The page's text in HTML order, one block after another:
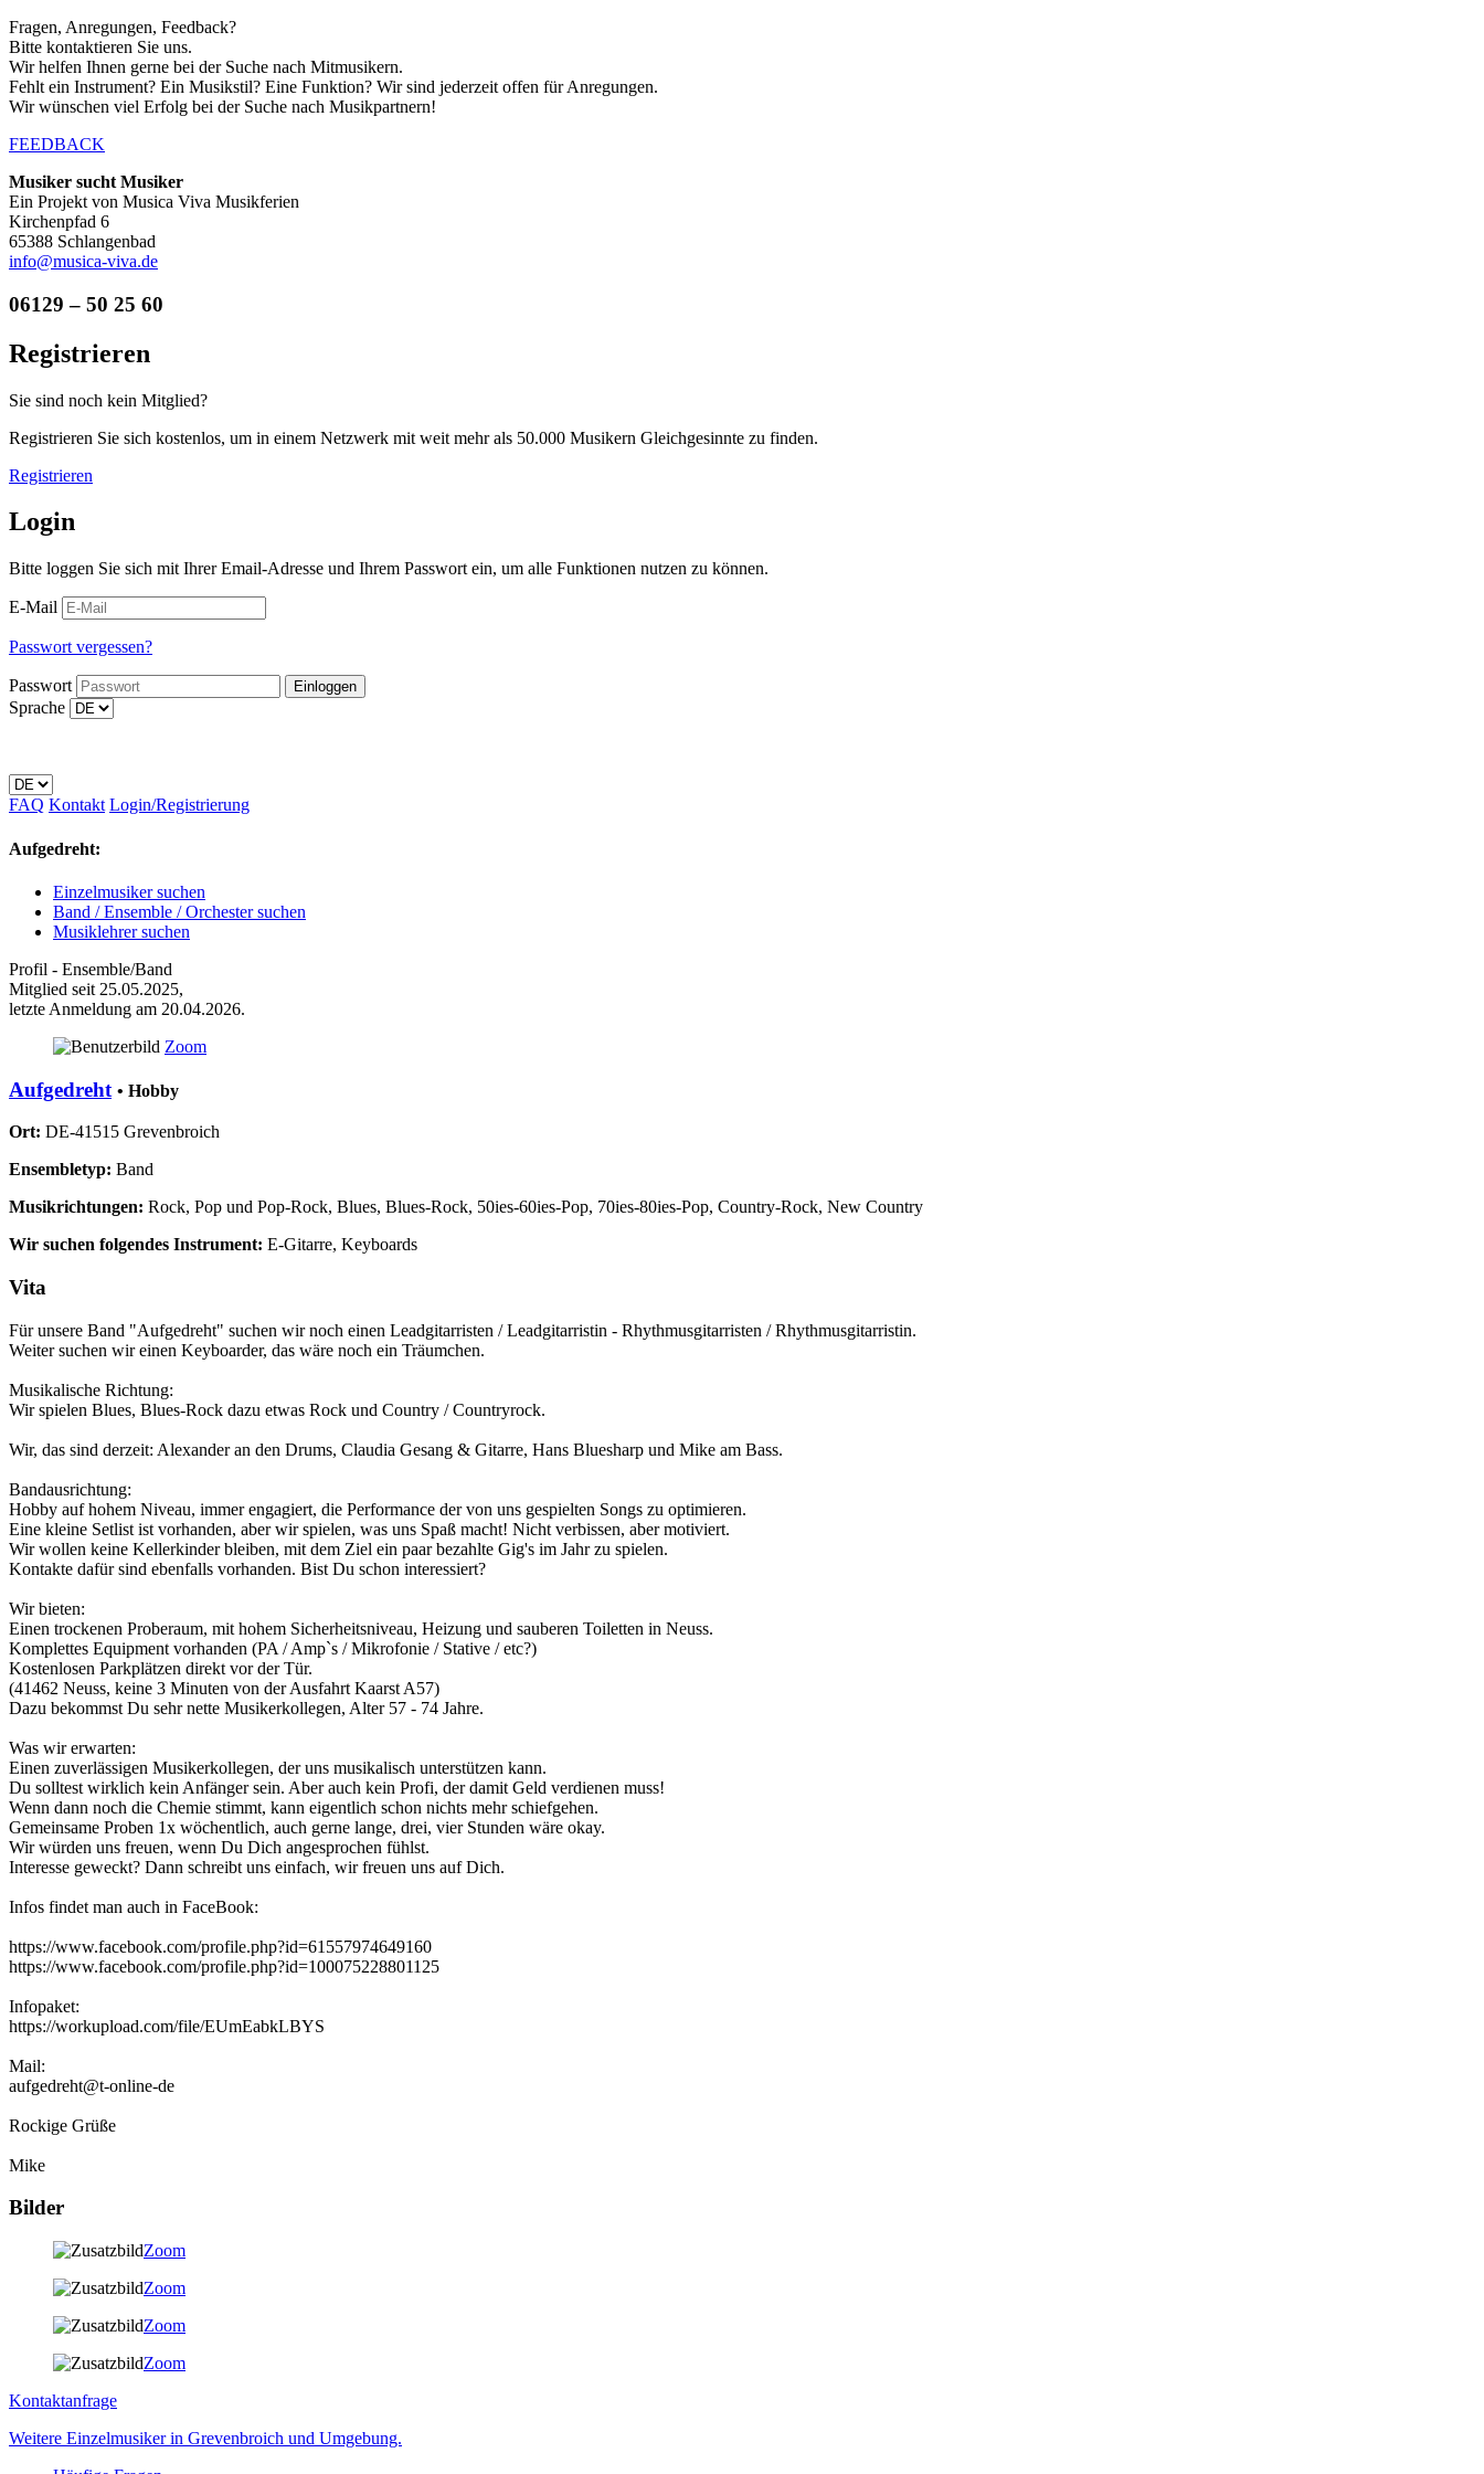
Fragen, Anregungen, Feedback?
Bitte kontaktieren Sie uns.
Wir helfen Ihnen gerne bei der Suche nach Mitmusikern.
Fehlt ein Instrument? Ein Musikstil? Eine Funktion? Wir sind jederzeit offen für Anregungen.
Wir wünschen viel Erfolg bei der Suche nach Musikpartnern!
FEEDBACK
Musiker sucht Musiker
Ein Projekt von Musica Viva Musikferien
Kirchenpfad 6
65388 Schlangenbad
info@musica-viva.de
06129 – 50 25 60
Registrieren
Sie sind noch kein Mitglied?
Registrieren Sie sich kostenlos, um in einem Netzwerk mit weit mehr als 50.000 Musikern Gleichgesinnte zu finden.
Registrieren
Login
Bitte loggen Sie sich mit Ihrer Email-Adresse und Ihrem Passwort ein, um alle Funktionen nutzen zu können.
E-Mail
Passwort vergessen?
Passwort
Sprache
FAQ Kontakt Login/Registrierung
Aufgedreht:
Einzelmusiker suchen
Band / Ensemble / Orchester suchen
Musiklehrersuchen
Profil - Ensemble/Band
Mitglied seit 25.05.2025,
letzte Anmeldung am 20.04.2026.
Zoom
Aufgedreht • Hobby
Ort: DE-41515 Grevenbroich
Ensembletyp: Band
Musikrichtungen: Rock, Pop und Pop-Rock, Blues, Blues-Rock, 50ies-60ies-Pop, 70ies-80ies-Pop, Country-Rock, New Country
Wir suchen folgendes Instrument: E-Gitarre, Keyboards
Vita
Für unsere Band "Aufgedreht" suchen wir noch einen Leadgitarristen / Leadgitarristin - Rhythmusgitarristen / Rhythmusgitarristin.
Weiter suchen wir einen Keyboarder, das wäre noch ein Träumchen.
Musikalische Richtung:
Wir spielen Blues, Blues-Rock dazu etwas Rock und Country / Countryrock.
Wir, das sind derzeit: Alexander an den Drums, Claudia Gesang & Gitarre, Hans Bluesharp und Mike am Bass.
Bandausrichtung:
Hobby auf hohem Niveau, immer engagiert, die Performance der von uns gespielten Songs zu optimieren.
Eine kleine Setlist ist vorhanden, aber wir spielen, was uns Spaß macht! Nicht verbissen, aber motiviert.
Wir wollen keine Kellerkinder bleiben, mit dem Ziel ein paar bezahlte Gig's im Jahr zu spielen.
Kontakte dafür sind ebenfalls vorhanden. Bist Du schon interessiert?
Wir bieten:
Einen trockenen Proberaum, mit hohem Sicherheitsniveau, Heizung und sauberen Toiletten in Neuss.
Komplettes Equipment vorhanden (PA / Amp`s / Mikrofonie / Stative / etc?)
Kostenlosen Parkplätzen direkt vor der Tür.
(41462 Neuss, keine 3 Minuten von der Ausfahrt Kaarst A57)
Dazu bekommst Du sehr nette Musikerkollegen, Alter 57 - 74 Jahre.
Was wir erwarten:
Einen zuverlässigen Musikerkollegen, der uns musikalisch unterstützen kann.
Du solltest wirklich kein Anfänger sein. Aber auch kein Profi, der damit Geld verdienen muss!
Wenn dann noch die Chemie stimmt, kann eigentlich schon nichts mehr schiefgehen.
Gemeinsame Proben 1x wöchentlich, auch gerne lange, drei, vier Stunden wäre okay.
Wir würden uns freuen, wenn Du Dich angesprochen fühlst.
Interesse geweckt? Dann schreibt uns einfach, wir freuen uns auf Dich.
Infos findet man auch in FaceBook:
https://www.facebook.com/profile.php?id=61557974649160
https://www.facebook.com/profile.php?id=100075228801125
Infopaket:
https://workupload.com/file/EUmEabkLBYS
Mail:
aufgedreht@t-online-de
Rockige Grüße
Mike
Bilder
Zoom
Zoom
Zoom
Zoom
Kontaktanfrage
Weitere Einzelmusiker in Grevenbroich und Umgebung.